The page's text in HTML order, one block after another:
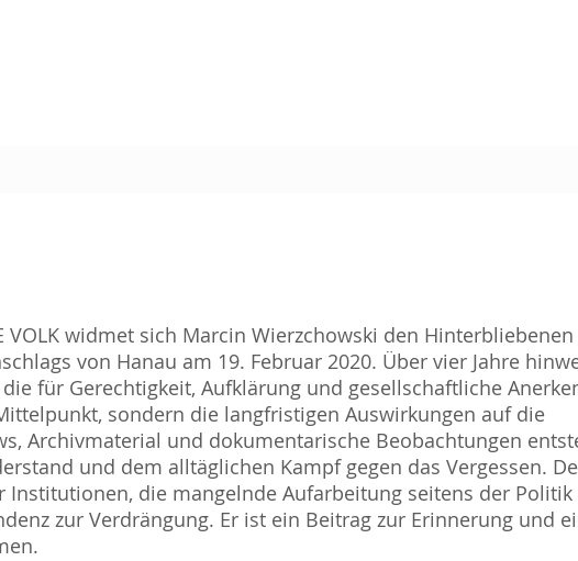
VOLK widmet sich Marcin Wierzchowski den
von Hanau am 19. Februar 2020. Über vier Jahre
für Gerechtigkeit, Aufklärung und gesellschaftliche
sondern die langfristigen Auswirkungen auf die
Archivmaterial und dokumentarische Beobachtungen
und dem alltäglichen Kampf gegen das Vergessen.
Institutionen, die mangelnde Aufarbeitung seitens der Politik
zur Verdrängung. Er ist ein Beitrag zur Erinnerung und